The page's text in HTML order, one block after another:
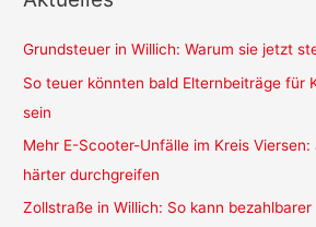
Grundsteuer in Willich: Warum sie jetzt
So teuer könnten bald Elternbeiträge für
sein
Mehr E-Scooter-Unfälle im Kreis
härter durchgreifen
Zollstraße in Willich: So kann